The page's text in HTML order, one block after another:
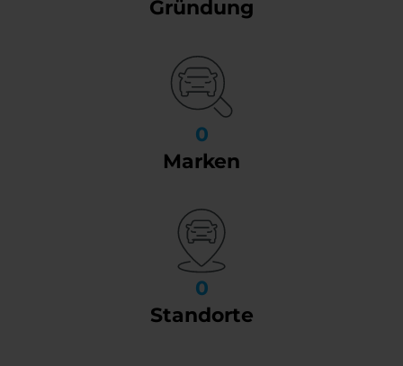
Gründung
0
Marken
0
Standorte